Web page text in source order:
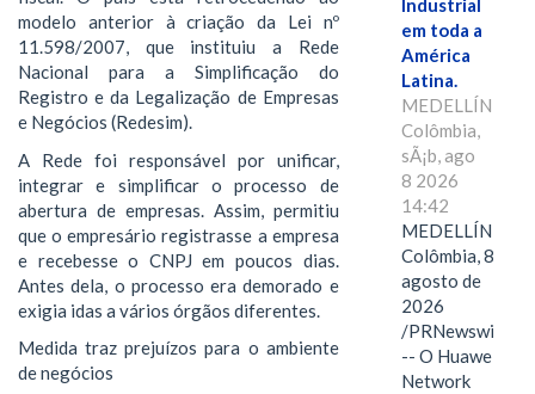
modelo anterior à criação da Lei nº
11.598/2007, que instituiu a Rede
Nacional para a Simplificação do
Registro e da Legalização de Empresas
e Negócios (Redesim).
A Rede foi responsável por unificar,
integrar e simplificar o processo de
abertura de empresas. Assim, permitiu
que o empresário registrasse a empresa
e recebesse o CNPJ em poucos dias.
Antes dela, o processo era demorado e
exigia idas a vários órgãos diferentes.
Medida traz prejuízos para o ambiente
de negócios
Industrial
em toda a
América
Latina.
MEDELLÍN,
Colômbia,
sÃ¡b, ago
8 2026
14:42
MEDELLÍN,
Colômbia, 8 de
agosto de
2026
/PRNewswire/
-- O Huawei
Network